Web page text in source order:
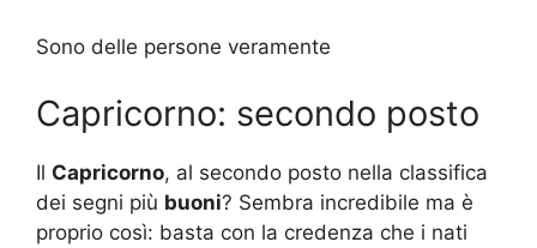
Sono delle persone veramente
Capricorno: secondo posto
Il Capricorno, al secondo posto nella classifica
dei segni più buoni? Sembra incredibile ma è
proprio così: basta con la credenza che i nati